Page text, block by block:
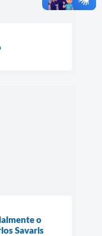
o
Savaris